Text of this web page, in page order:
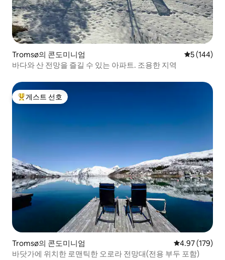
Tromsø의 콘도미니엄 평점 5점(5
5 (144)
바다와 산 전망을 즐길 수 있는 아파트. 조용한 지역
상위 게스트 선호
게스트 선호
Tromsø의 콘도미니엄 평점 4.97점(5
4.97 (179)
바닷가에 위치한 로맨틱한 오로라 전망대(전용 부두 포함)